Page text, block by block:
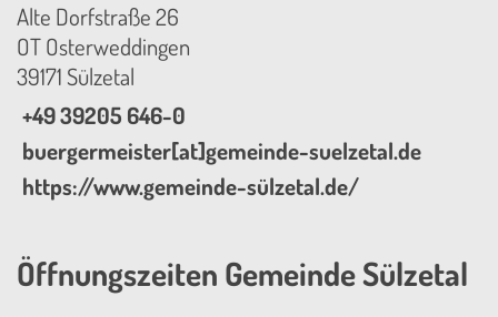
Alte Dorfstraße 26
OT Osterweddingen
39171 Sülzetal
+49 39205 646-0
buergermeister[at]gemeinde-suelzetal.de
https://www.gemeinde-sülzetal.de/
Öffnungszeiten Gemeinde Sülzetal